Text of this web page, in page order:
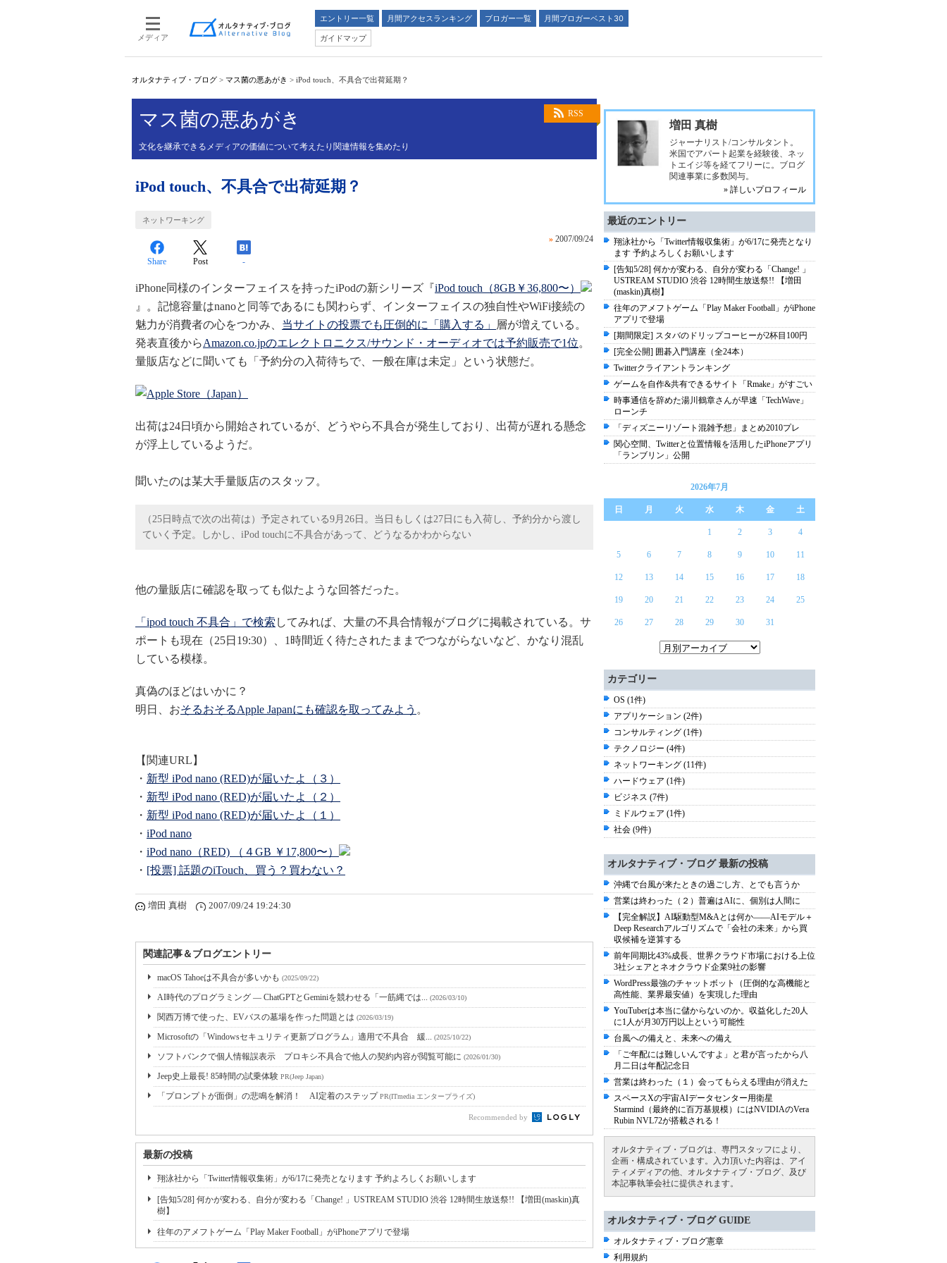
メディア
エントリー一覧 月間アクセスランキング ブロガー一覧
月間ブロガーベスト30
ガイドマップ
オルタナティブ・ブログ > マス菌の悪あがき > iPod touch、不具合で出荷延期？
RSS
マス菌の悪あがき
文化を継承できるメディアの価値について考えたり関連情報を集めたり
iPod touch、不具合で出荷延期？
ネットワーキング
» 2007/09/24
Share Post -
iPhone同様のインターフェイスを持ったiPodの新シリーズ『iPod touch（8GB￥36,800〜）
』。記憶容量はnanoと同等であるにも関わらず、インターフェイスの独自性やWiFi接続の
魅力が消費者の心をつかみ、 当サイトの投票でも圧倒的に「購入する」
層が増えている。
発表直後からAmazon.co.jpのエレクトロニクス/サウンド・オーディオでは予約販売で1位。
量販店などに聞いても「予約分の入荷待ちで、一般在庫は未定」という状態だ。
出荷は24日頃から開始されているが、どうやら不具合が発生しており、出荷が遅れる懸念
が浮上しているようだ。
聞いたのは某大手量販店のスタッフ。
（25日時点で次の出荷は）予定されている9月26日。当日もしくは27日にも入荷し、予約分から渡し
ていく予定。しかし、iPod touchに不具合があって、どうなるかわからない
他の量販店に確認を取っても似たような回答だった。
「ipod touch 不具合」で検索 してみれば、大量の不具合情報がブログに掲載されている。サ
ポートも現在（25日19:30）、1時間近く待たされたままでつながらないなど、かなり混乱
している模様。
真偽のほどはいかに？
明日、おそるおそるApple Japanにも確認を取ってみよう 。
【関連URL】
・ 新型 iPod nano (RED)が届いたよ（３）
・ 新型 iPod nano (RED)が届いたよ（２）
・ 新型 iPod nano (RED)が届いたよ（１）
・ iPod nano
・ iPod nano（RED) （４GB ￥17,800〜）
・ [投票] 話題のiTouch、買う？買わない？
増田 真樹 2007/09/24 19:24:30
関連記事＆ブログエントリー
macOS Tahoeは不具合が多いかも (2025/09/22)
AI時代のプログラミング ― ChatGPTとGeminiを競わせる「一筋縄では... (2026/03/10)
関西万博で使った、EVバスの墓場を作った問題とは (2026/03/19)
Microsoftの「Windowsセキュリティ更新プログラム」適用で不具合 緩... (2025/10/22)
ソフトバンクで個人情報誤表示 プロキシ不具合で他人の契約内容が閲覧可能に (2026/01/30)
Jeep史上最長! 85時間の試乗体験 PR(Jeep Japan)
「プロンプトが面倒」の悲鳴を解消！ AI定着のステップPR(ITmedia エンタープライズ)
Recommended by
最新の投稿
翔泳社から「Twitter情報収集術」が6/17に発売となります 予約よろしくお願いします
[告知5/28] 何かが変わる、自分が変わる「Change! 」USTREAM STUDIO 渋谷 12時間生放送祭!! 【増田(maskin)真
樹】
往年のアメフトゲーム「Play Maker Football」がiPhoneアプリで登場
増田 真樹
ジャーナリスト/コンサルタント。
米国でアパート起業を経験後、ネッ
トエイジ等を経てフリーに。ブログ
関連事業に多数関与。
» 詳しいプロフィール
最近のエントリー
翔泳社から「Twitter情報収集術」が6/17に発売となり
ます 予約よろしくお願いします
[告知5/28] 何かが変わる、自分が変わる「Change! 」
USTREAM STUDIO 渋谷 12時間生放送祭!! 【増田
(maskin)真樹】
往年のアメフトゲーム「Play Maker Football」がiPhone
アプリで登場
[期間限定] スタバのドリップコーヒーが2杯目100円
[完全公開] 囲碁入門講座（全24本）
Twitterクライアントランキング
ゲームを自作&共有できるサイト「Rmake」がすごい
時事通信を辞めた湯川鶴章さんが早速「TechWave」
ローンチ
「ディズニーリゾート混雑予想」まとめ2010プレ
関心空間、Twitterと位置情報を活用したiPhoneアプリ
「ランブリン」公開
2026年7月
日 月 火 水 木 金 土
1 2 3 4
5 6 7 8 9 10 11
12 13 14 15 16 17 18
19 20 21 22 23 24 25
26 27 28 29 30 31
カテゴリー
OS (1件)
アプリケーション (2件)
コンサルティング (1件)
テクノロジー (4件)
ネットワーキング (11件)
ハードウェア (1件)
ビジネス (7件)
ミドルウェア (1件)
社会 (9件)
オルタナティブ・ブログ 最新の投稿
沖縄で台風が来たときの過ごし方、とでも言うか
営業は終わった（２）普遍はAIに、個別は人間に
【完全解説】AI駆動型M&Aとは何か――AIモデル＋
Deep Researchアルゴリズムで「会社の未来」から買
収候補を逆算する
前年同期比43%成長、世界クラウド市場における上位
3社シェアとネオクラウド企業9社の影響
WordPress最強のチャットボット（圧倒的な高機能と
高性能、業界最安値）を実現した理由
YouTuberは本当に儲からないのか。収益化した20人
に1人が月30万円以上という可能性
台風への備えと、未来への備え
「ご年配には難しいんですよ」と君が言ったから八
月二日は年配記念日
営業は終わった（１）会ってもらえる理由が消えた
スペースXの宇宙AIデータセンター用衛星
Starmind（最終的に百万基規模）にはNVIDIAのVera
Rubin NVL72が搭載される！
オルタナティブ・ブログは、専門スタッフにより、
企画・構成されています。入力頂いた内容は、アイ
ティメディアの他、オルタナティブ・ブログ、及び
本記事執筆会社に提供されます。
オルタナティブ・ブログ GUIDE
オルタナティブ・ブログ憲章
利用規約